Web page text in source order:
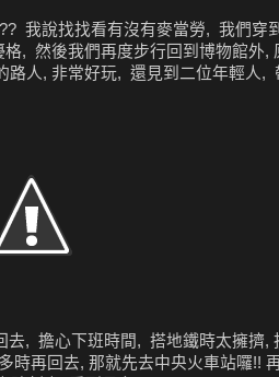
我說找找看有沒有麥當勞, 我們穿
, 然後我們再度步行回到博物館外,
人, 非常好玩, 還見到二位年輕人,
, 擔心下班時間, 搭地鐵時太擁擠,
時再回去, 那就先去中央火車站囉!!